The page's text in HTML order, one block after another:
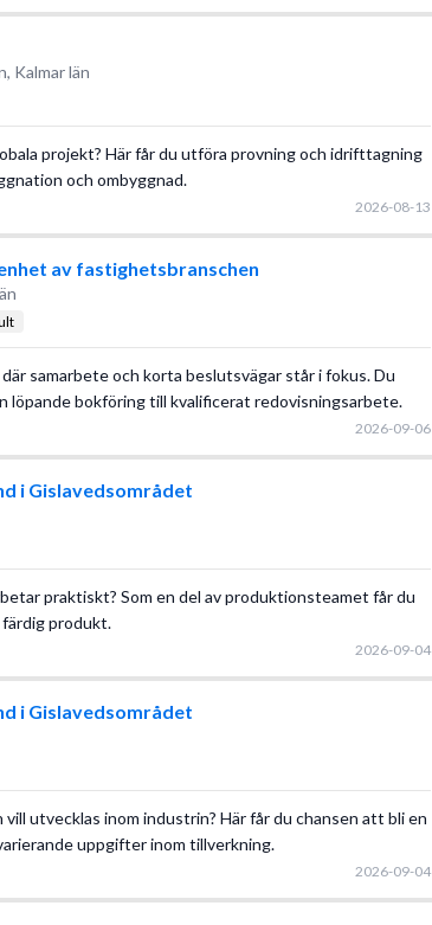
Kalmar län
projekt? Här får du utföra provning och idrifttagning
och ombyggnad.
2026-08-13
av fastighetsbranschen
samarbete och korta beslutsvägar står i fokus. Du
löpande bokföring till kvalificerat redovisningsarbete.
2026-09-06
i Gislavedsområdet
praktiskt? Som en del av produktionsteamet får du
produkt.
2026-09-04
i Gislavedsområdet
utvecklas inom industrin? Här får du chansen att bli en
uppgifter inom tillverkning.
2026-09-04